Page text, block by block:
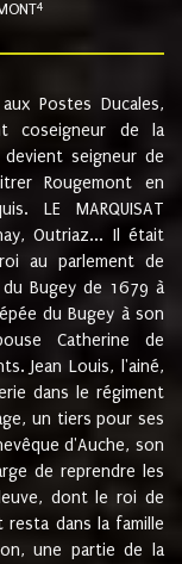
4
Postes Ducales,
coseigneur de la
seigneur de
Rougemont en
LE MARQUISAT
Outriaz... Il était
au parlement de
Bugey de 1679 à
du Bugey à son
Catherine de
Jean Louis, l'ainé,
dans le régiment
un tiers pour ses
d'Auche, son
de reprendre les
dont le roi de
resta dans la famille
une partie de la